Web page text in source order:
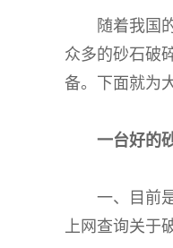
随着我国的
众多的砂石破
备。下面就为
一台好的砂
一、目前是
上网查询关于